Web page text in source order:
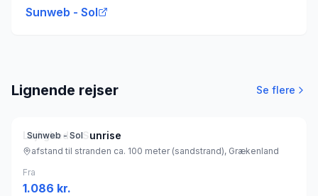
Sunweb - Sol
Lignende rejser Se flere
Sunweb - Sol
Lejligheder Sunrise
afstand til stranden ca. 100 meter (sandstrand), Grækenland
Fra
1.086 kr.